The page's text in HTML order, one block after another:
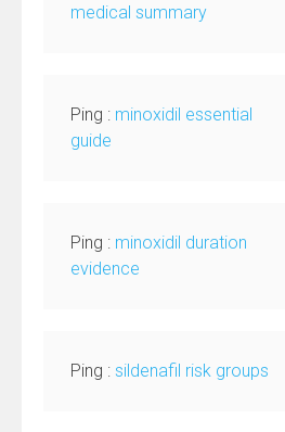
medical summary
Ping : minoxidil essential
guide
Ping : minoxidil duration
evidence
Ping : sildenafil risk groups